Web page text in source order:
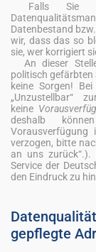
Falls Sie
Datenbestand
wir, dass das so
sie, wer korrigiert
An dieser
politisch gefärbten
keine Sorgen!
„Unzustellbar“
keine
deshalb
Vorausverfügung
verzogen, bitte
an uns zurück“.).
Service der
den Eindruck zu
gepflegte